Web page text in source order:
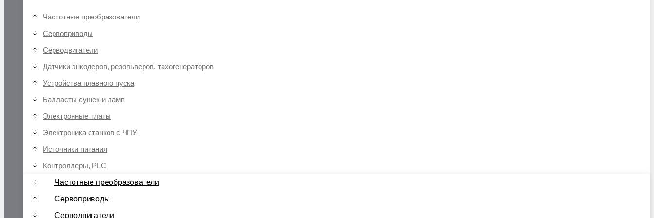
Частотные преобразователи
Сервоприводы
Серводвигатели
Датчики энкодеров, резольверов, тахогенераторов
Устройства плавного пуска
Балласты сушек и ламп
Электронные платы
Электроника станков с ЧПУ
Источники питания
Контроллеры, PLC
Частотные преобразователи
Сервоприводы
Серводвигатели